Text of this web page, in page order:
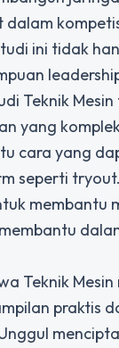
ini tidak
Teknik
yang
cara yang
seperti
membantu
Teknik
praktis